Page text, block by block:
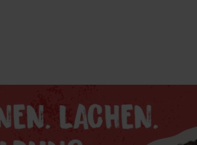
was Cooles zu sehen!
was Cooles zu sehen!